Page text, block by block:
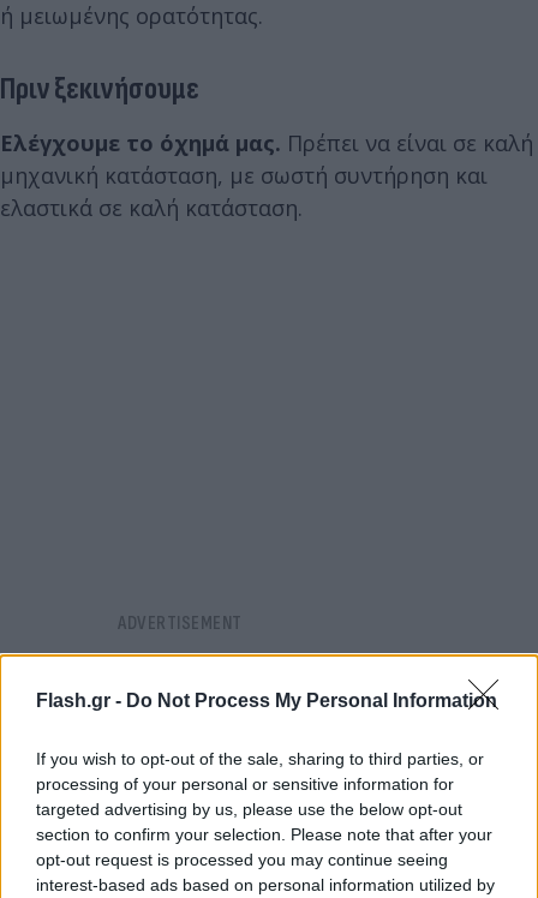
Flash.gr - Do Not Process My Personal Information
If you wish to opt-out of the sale, sharing to third parties, or
processing of your personal or sensitive information for
targeted advertising by us, please use the below opt-out
section to confirm your selection. Please note that after your
opt-out request is processed you may continue seeing
interest-based ads based on personal information utilized by
ή μειωμένης ορατότητας.
Πριν ξεκινήσουμε
Ελέγχουμε το όχημά μας. Πρέπει να είναι σε καλή
μηχανική κατάσταση, με σωστή συντήρηση και
ελαστικά σε καλή κατάσταση.